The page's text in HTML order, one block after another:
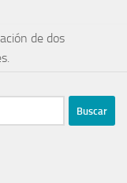
de dos